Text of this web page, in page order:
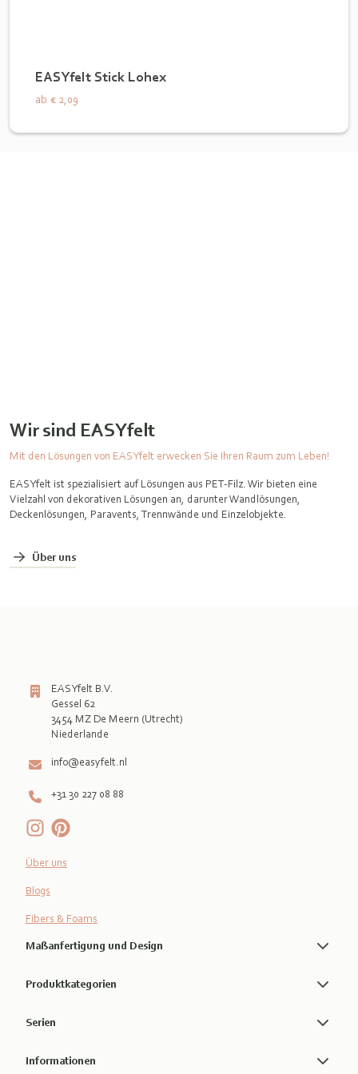
EASYfelt Stick Lohex
ab € 2,09
Wir sind EASYfelt
Mit den Lösungen von EASYfelt erwecken Sie Ihren Raum zum Leben!
EASYfelt ist spezialisiert auf Lösungen aus PET-Filz. Wir bieten eine
Vielzahl von dekorativen Lösungen an, darunter Wandlösungen,
Deckenlösungen, Paravents, Trennwände und Einzelobjekte.
Über uns
EASYfelt B.V.
Gessel 62
3454 MZ De Meern (Utrecht)
info@easyfelt.nl
+31 30 227 08 88
Über uns
Blogs
Fibers & Foams
Maßanfertigung und Design
Produktkategorien
Serien
Informationen